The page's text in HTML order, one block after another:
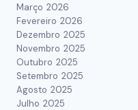
Março 2026
Fevereiro 2026
Dezembro 2025
Novembro 2025
Outubro 2025
Setembro 2025
Agosto 2025
Julho 2025